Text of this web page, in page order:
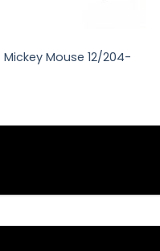
Mickey Mouse 12/204-